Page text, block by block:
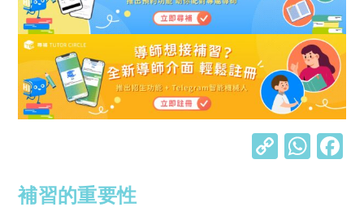
C W
補習的重要性